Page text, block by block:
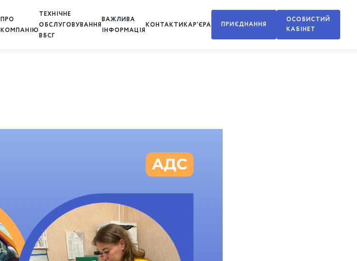
ПРО
КОМПАНІЮ
ТЕХНІЧНЕ
ОБСЛУГОВУВАННЯ
ВБСГ
ВАЖЛИВА
ІНФОРМАЦІЯ
КОНТАКТИКАР’ЄРА ПРИЄДНАННЯ
ОСОБИСТИЙ
КАБІНЕТ